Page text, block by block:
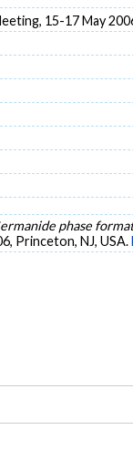
15-17 May
phase
Princeton, NJ, USA.